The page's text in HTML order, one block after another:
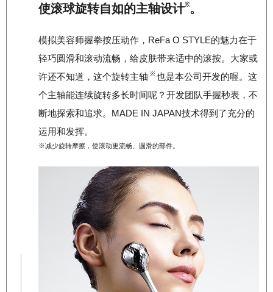
使滚球旋转自如的主轴设计※。
模拟美容师握拳按压动作，ReFa O STYLE的魅力在于
轻巧圆滑和滚动流畅，给皮肤带来适中的滚按。大家或
许还不知道，这个旋转主轴 ※ 也是本公司开发的喔。这
个主轴能连续旋转多长时间呢？开发团队手握秒表，不
断地探索和追求。MADE IN JAPAN技术得到了充分的
运用和发挥。
※减少旋转摩擦，使滚动更流畅、圆滑的部件。